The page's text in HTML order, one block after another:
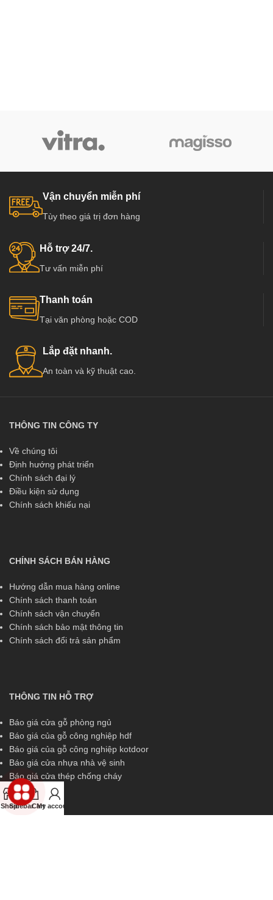
Vận chuyển miễn phí
Tùy theo giá trị đơn hàng
Hỗ trợ 24/7.
Tư vấn miễn phí
Thanh toán
Tại văn phòng hoặc COD
Lắp đặt nhanh.
An toàn và kỹ thuật cao.
THÔNG TIN CÔNG TY
Về chúng tôi
Định hướng phát triển
Chính sách đại lý
Điều kiện sử dụng
Chính sách khiếu nại
CHÍNH SÁCH BÁN HÀNG
Hướng dẫn mua hàng online
Chính sách thanh toán
Chính sách vận chuyển
Chính sách bảo mật thông tin
Chính sách đổi trả sản phẩm
THÔNG TIN HỖ TRỢ
Báo giá cửa gỗ phòng ngủ
Báo giá của gỗ công nghiệp hdf
Báo giá của gỗ công nghiệp kotdoor
Báo giá cửa nhựa nhà vệ sinh
Báo giá cửa thép chống cháy
ShopSidebarCart
My account